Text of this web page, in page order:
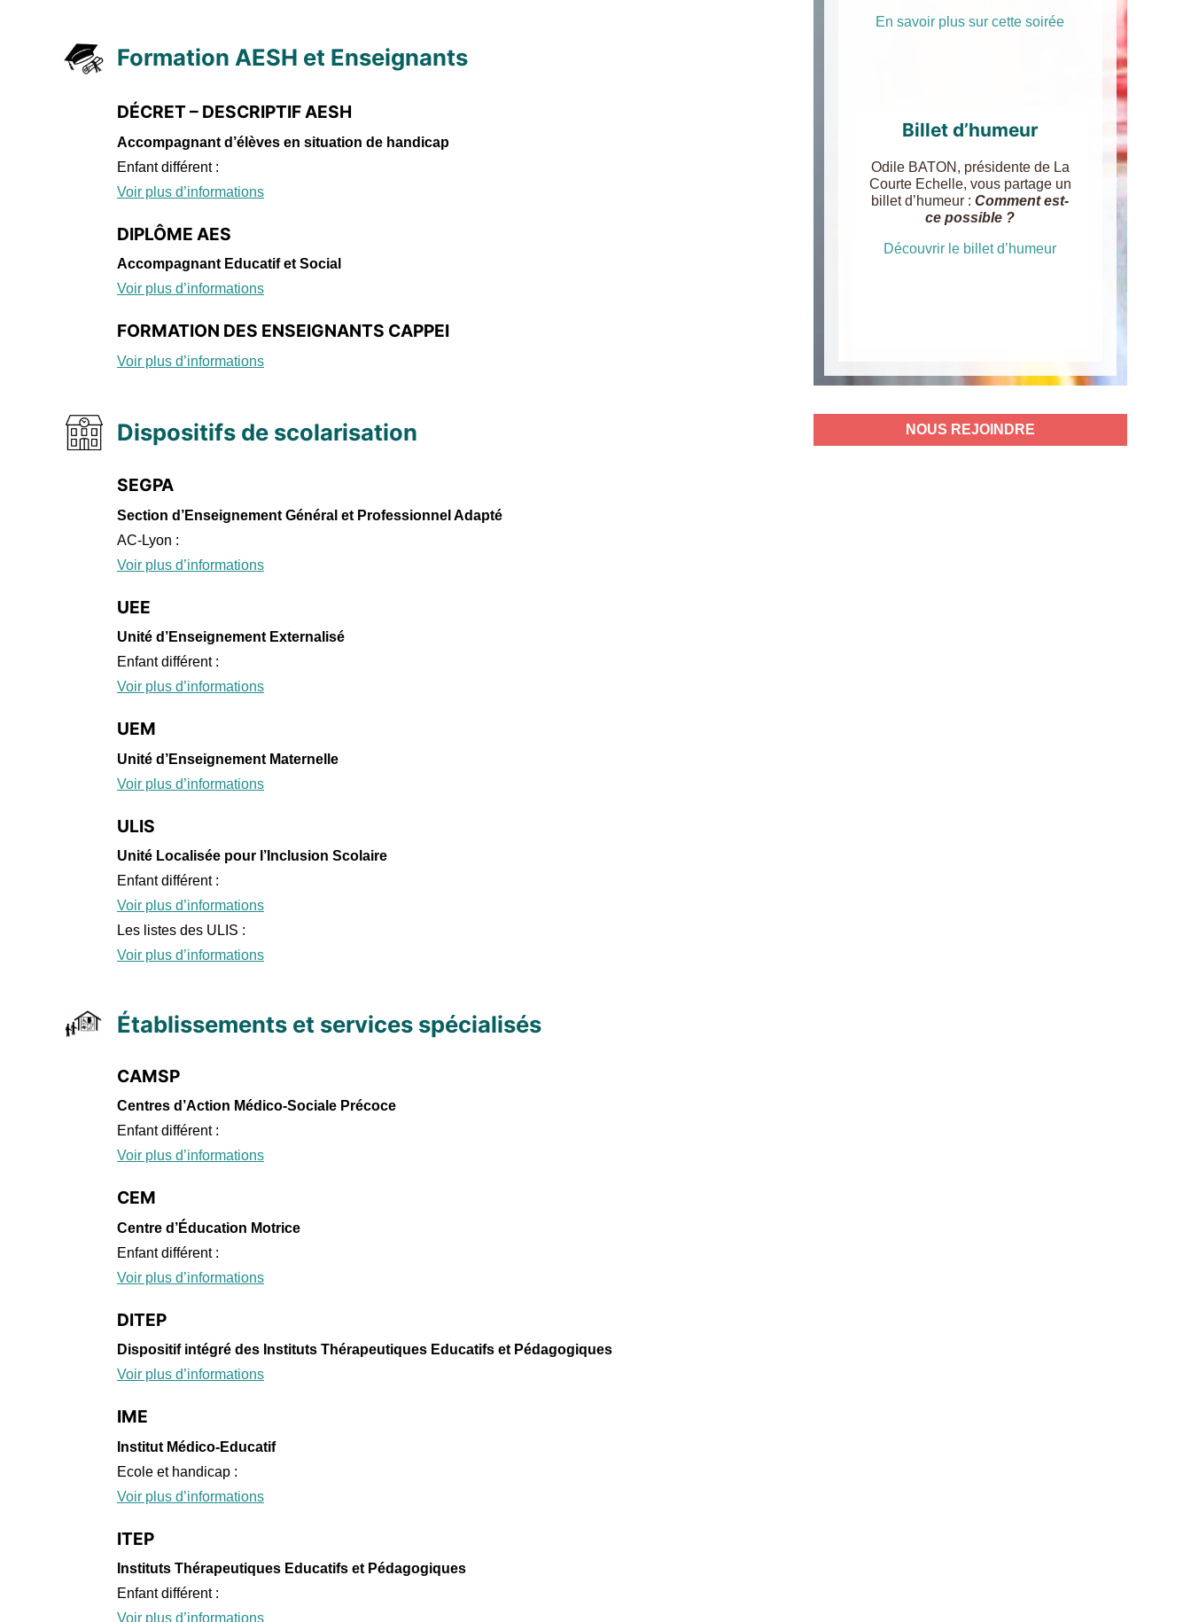
Formation AESH et Enseignants
DÉCRET – DESCRIPTIF AESH
Accompagnant d’élèves en situation de handicap
Enfant différent :
Voir plus d’informations
DIPLÔME AES
Accompagnant Educatif et Social
Voir plus d’informations
FORMATION DES ENSEIGNANTS CAPPEI
Voir plus d’informations
Dispositifs de scolarisation
SEGPA
Section d’Enseignement Général et Professionnel Adapté
AC-Lyon :
Voir plus d’informations
UEE
Unité d’Enseignement Externalisé
Enfant différent :
Voir plus d’informations
UEM
Unité d’Enseignement Maternelle
Voir plus d’informations
ULIS
Unité Localisée pour l’Inclusion Scolaire
Enfant différent :
Voir plus d’informations
Les listes des ULIS :
Voir plus d’informations
Établissements et services spécialisés
CAMSP
Centres d’Action Médico-Sociale Précoce
Enfant différent :
Voir plus d’informations
CEM
Centre d’Éducation Motrice
Enfant différent :
Voir plus d’informations
DITEP
Dispositif intégré des Instituts Thérapeutiques Educatifs et Pédagogiques
Voir plus d’informations
IME
Institut Médico-Educatif
Ecole et handicap :
Voir plus d’informations
ITEP
Instituts Thérapeutiques Educatifs et Pédagogiques
Enfant différent :
Voir plus d’informations
En savoir plus sur cette soirée
Billet d’humeur
Odile BATON, présidente de La
Courte Echelle, vous partage un
billet d’humeur :Comment est-
ce possible ?
Découvrir le billet d’humeur
NOUS REJOINDRE